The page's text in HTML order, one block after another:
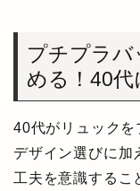
プチプラバ
める！40
40代がリュック
デザイン選びに加
工夫を意識するこ